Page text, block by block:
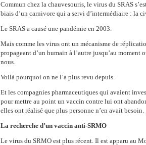
Commun chez la chauvesouris, le virus du SRAS
biais d’un carnivore qui a servi d’intermédiaire : la
Le SRAS a causé une pandémie en 2003.
Mais comme les virus ont un mécanisme de
propageant d’un humain à l’autre jusqu’au
nous.
Voilà pourquoi on ne l’a plus revu depuis.
Et les compagnies pharmaceutiques qui avaient
pour mettre au point un vaccin contre lui ont
elles ont réalisé que plus personne n’en avait besoin.
La recherche d’un vaccin anti-SRMO
Le virus du SRMO est plus récent. Il est apparu au